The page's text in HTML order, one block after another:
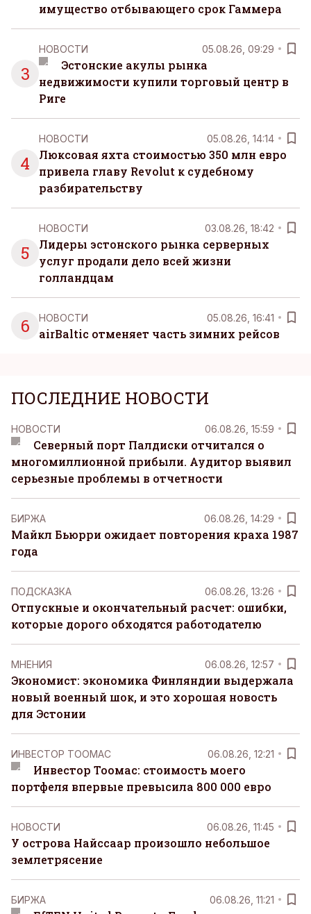
имущество отбывающего срок Гаммера
3
НОВОСТИ 05.08.26, 09:29
Эстонские акулы рынка
недвижимости купили торговый центр в
Риге
4
НОВОСТИ 05.08.26, 14:14
Люксовая яхта стоимостью 350 млн евро
привела главу Revolut к судебному
разбирательству
5
НОВОСТИ 03.08.26, 18:42
Лидеры эстонского рынка серверных
услуг продали дело всей жизни
голландцам
6 НОВОСТИ 05.08.26, 16:41
airBaltic отменяет часть зимних рейсов
ПОСЛЕДНИЕ НОВОСТИ
НОВОСТИ 06.08.26, 15:59
Северный порт Палдиски отчитался о
многомиллионной прибыли. Аудитор выявил
серьезные проблемы в отчетности
БИРЖА 06.08.26, 14:29
Майкл Бьюрри ожидает повторения краха 1987
года
ПОДСКАЗКА 06.08.26, 13:26
Отпускные и окончательный расчет: ошибки,
которые дорого обходятся работодателю
MНЕНИЯ 06.08.26, 12:57
Экономист: экономика Финляндии выдержала
новый военный шок, и это хорошая новость
для Эстонии
ИНВЕСТОР ТООМАС 06.08.26, 12:21
Инвестор Тоомас: стоимость моего
портфеля впервые превысила 800 000 евро
НОВОСТИ 06.08.26, 11:45
У острова Найссаар произошло небольшое
землетрясение
БИРЖА 06.08.26, 11:21